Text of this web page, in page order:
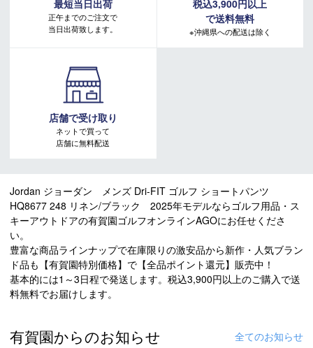
最短当日出荷
正午までのご注文で
当日出荷致します。
税込3,900円以上
で送料無料
※沖縄県への配送は除く
店舗で受け取り
ネットで買って
店舗に無料配送
Jordan ジョーダン メンズ Dri-FIT ゴルフ ショートパンツ
HQ8677 248 リネン/ブラック 2025年モデルならゴルフ用品・ス
キーアウトドアの有賀園ゴルフオンラインAGOにお任せくださ
い。
豊富な商品ラインナップで在庫限りの激安品から新作・人気ブラン
ド品も【有賀園特別価格】で【全品ポイント還元】販売中！
基本的には1～3日程で発送します。税込3,900円以上のご購入で送
料無料でお届けします。
有賀園からのお知らせ 全てのお知らせ